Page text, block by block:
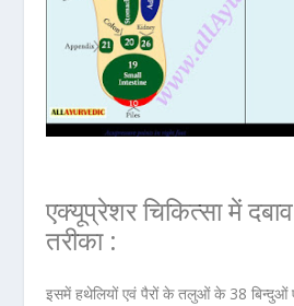
एक्यूप्रेशर चिकित्सा में
तरीका :
इसमें हथेलियों एवं पैरों के तलुओं के 38